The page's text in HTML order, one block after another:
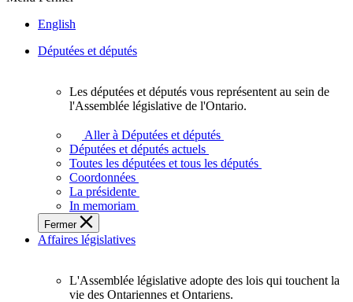
English
Députées et députés
députés
vous
représentent
sein
de
l'Assemblée
législative
l'Ontario.
Les députées et députés vous représentent au sein de
l'Assemblée législative de l'Ontario.
Aller à Députées et députés
Députées et députés actuels
Toutes les députées et tous les députés
Coordonnées
La présidente
In memoriam
Fermer
Affaires législatives
L'Assemblée
L'Assemblée législative adopte des lois qui touchent la
vie des Ontariennes et Ontariens.